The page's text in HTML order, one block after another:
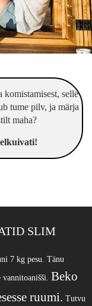
komistamisest, selle
tume pilv, ja märja
maha?
SLIM
7 kg pesu. Tänu
vannitoanišši. Beko
ruumi. Tutvu